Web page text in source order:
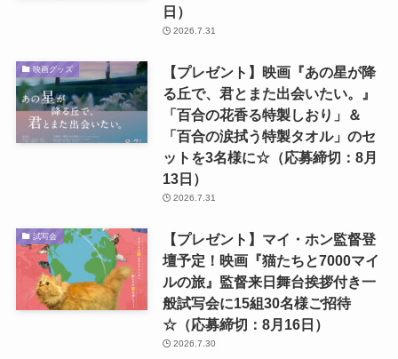
日）
2026.7.31
映画グッズ
【プレゼント】映画『あの星が降
る丘で、君とまた出会いたい。』
「百合の花香る特製しおり」＆
「百合の涙拭う特製タオル」のセ
ットを3名様に☆（応募締切：8月
13日）
2026.7.31
試写会
【プレゼント】マイ・ホン監督登
壇予定！映画『猫たちと7000マイ
ルの旅』監督来日舞台挨拶付き一
般試写会に15組30名様ご招待
☆（応募締切：8月16日）
2026.7.30